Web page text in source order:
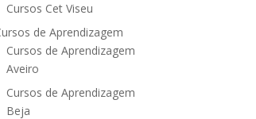
Cursos Cet Viseu
de Aprendizagem
Cursos de Aprendizagem
Aveiro
Cursos de Aprendizagem
Beja